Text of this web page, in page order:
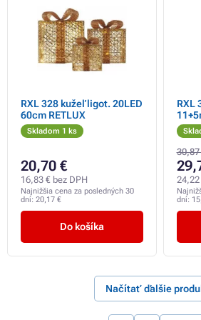
RXL 328 kužeľ ligot. 20LED
60cm RETLUX
Skladom 1 ks
20,70 €
16,83 € bez DPH
Najnižšia cena za posledných 30
dní: 20,17 €
Do košíka
RXL
30,87
24,22
dní:
Načítať ďalšie